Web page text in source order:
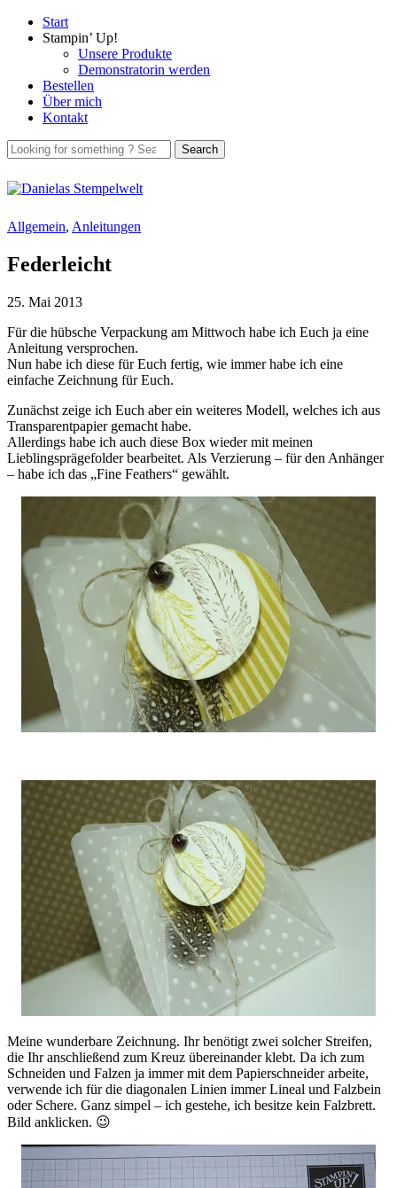
Start
Stampin’ Up!
Unsere Produkte
Demonstratorin werden
Bestellen
Über mich
Kontakt
Allgemein, Anleitungen
Federleicht
25. Mai 2013
Für die hübsche Verpackung am Mittwoch habe ich Euch ja eine
Anleitung versprochen.
Nun habe ich diese für Euch fertig, wie immer habe ich eine
einfache Zeichnung für Euch.
Zunächst zeige ich Euch aber ein weiteres Modell, welches ich aus
Transparentpapier gemacht habe.
Allerdings habe ich auch diese Box wieder mit meinen
Lieblingsprägefolder bearbeitet. Als Verzierung – für den Anhänger
– habe ich das „Fine Feathers“ gewählt.
Meine wunderbare Zeichnung. Ihr benötigt zwei solcher Streifen,
die Ihr anschließend zum Kreuz übereinander klebt. Da ich zum
Schneiden und Falzen ja immer mit dem Papierschneider arbeite,
verwende ich für die diagonalen Linien immer Lineal und Falzbein
oder Schere. Ganz simpel – ich gestehe, ich besitze kein Falzbrett.
Bild anklicken. 😉